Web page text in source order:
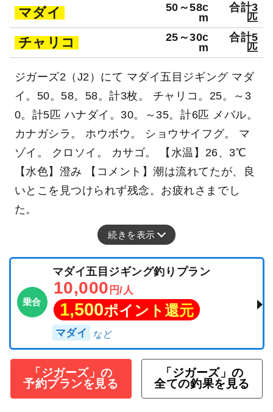
マダイ
50～58c
m
合計3
匹
チャリコ
25～30c
m
合計5
匹
ジガーズ2（J2）にて マダイ五目ジギング マダ
イ。50。58。58。計3枚。 チャリコ。25。～3
0。計5匹 ハナダイ。30。～35。計6匹 メバル。
カナガシラ。 ホウボウ。 ショウサイフグ。 マ
ゾイ。 クロソイ。 カサゴ。 【水温】26、3℃
【水色】澄み 【コメント】潮は流れてたが、良
いとこを見つけられず残念。お疲れさまでし
た。
続きを表示
乗合
マダイ五目ジギング釣りプラン
10,000 円/人
1,500ポイント還元
マダイ
「ジガーズ」の
予約プランを見る
「ジガーズ」の
全ての釣果を見る